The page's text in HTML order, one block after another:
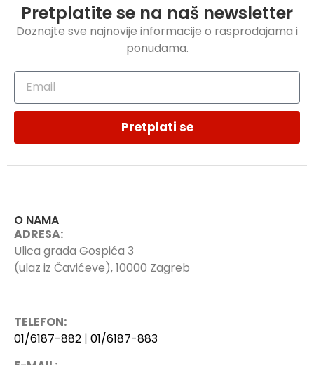
Pretplatite se na naš newsletter
Doznajte sve najnovije informacije o rasprodajama i
ponudama.
Pretplati se
O NAMA
ADRESA:
Ulica grada Gospića 3
(ulaz iz Čavićeve), 10000 Zagreb
TELEFON:
01/6187-882 | 01/6187-883